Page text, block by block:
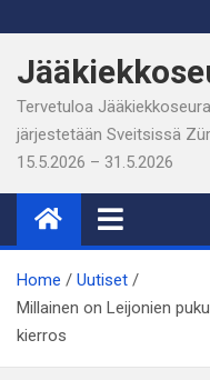
to
content
Tervetuloa
järjestetään Sveitsissä
15.5.2026 – 31.5.2026
Home
Uutiset
Millainen on Leijonien
kierros